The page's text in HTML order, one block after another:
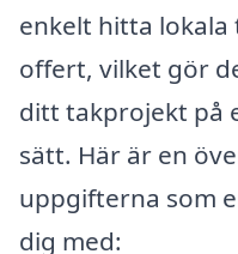
enkelt hitta lokala
offert, vilket gör
ditt takprojekt på
sätt. Här är en
uppgifterna som
dig med: